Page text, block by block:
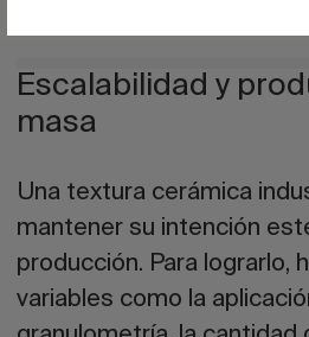
Escalabilidad y
masa
Una textura cerámica
mantener su intención
producción. Para lograrlo,
variables como la